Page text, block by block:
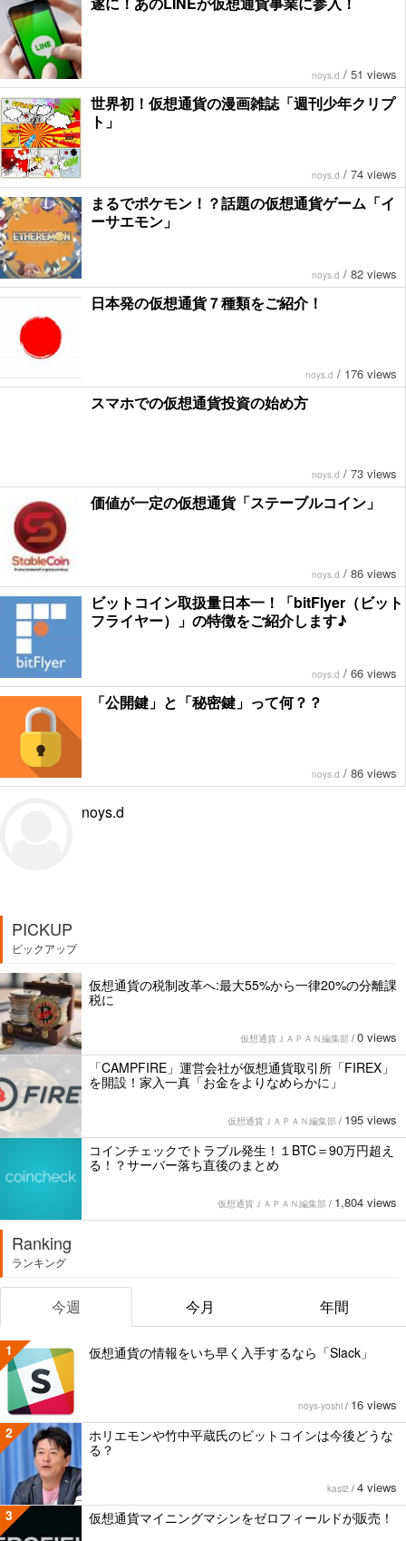
noys.d / 51 views
世界初！仮想通貨の漫画雑誌「週刊少年クリプ
ト」
noys.d / 74 views
まるでポケモン！？話題の仮想通貨ゲーム「イ
ーサエモン」
noys.d / 82 views
日本発の仮想通貨７種類をご紹介！
noys.d / 176 views
スマホでの仮想通貨投資の始め方
noys.d / 73 views
価値が一定の仮想通貨「ステーブルコイン」
noys.d / 86 views
ビットコイン取扱量日本一！「bitFlyer（ビット
フライヤー）」の特徴をご紹介します♪
noys.d / 66 views
「公開鍵」と「秘密鍵」って何？？
noys.d / 86 views
noys.d
PICKUP
ピックアップ
仮想通貨の税制改革へ:最大55%から一律20%の分離課
税に
仮想通貨ＪＡＰＡＮ編集部 / 0 views
「CAMPFIRE」運営会社が仮想通貨取引所「FIREX」
を開設！家入一真「お金をよりなめらかに」
仮想通貨ＪＡＰＡＮ編集部 / 195 views
コインチェックでトラブル発生！１BTC＝90万円超え
る！？サーバー落ち直後のまとめ
仮想通貨ＪＡＰＡＮ編集部 / 1,804 views
Ranking
ランキング
今週 今月 年間
1 仮想通貨の情報をいち早く入手するなら「Slack」
noys-yoshi / 16 views
2
ホリエモンや竹中平蔵氏のビットコインは今後どうな
る？
kasi2 / 4 views
3 仮想通貨マイニングマシンをゼロフィールドが販売！